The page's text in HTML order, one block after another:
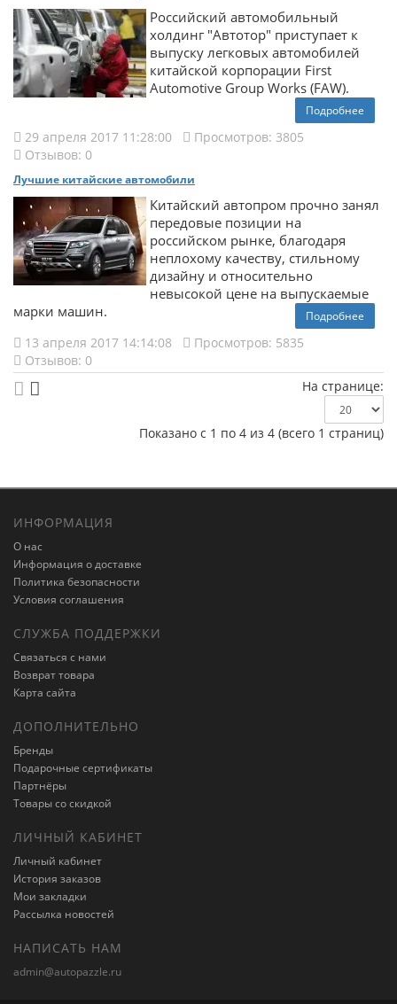
Российский автомобильный
холдинг "Автотор" приступает к
выпуску легковых автомобилей
китайской корпорации First
Automotive Group Works (FAW).
Подробнее
29 апреля 2017 11:28:00
Просмотров: 3805
Отзывов: 0
Лучшие китайские автомобили
Китайский автопром прочно занял
передовые позиции на
российском рынке, благодаря
неплохому качеству, стильному
дизайну и относительно
невысокой цене на выпускаемые
марки машин.
Подробнее
13 апреля 2017 14:14:08
Просмотров: 5835
Отзывов: 0
На странице:
Показано с 1 по 4 из 4 (всего 1 страниц)
ИНФОРМАЦИЯ
О нас
Информация о доставке
Политика безопасности
Условия соглашения
СЛУЖБА ПОДДЕРЖКИ
Связаться с нами
Возврат товара
Карта сайта
ДОПОЛНИТЕЛЬНО
Бренды
Подарочные сертификаты
Партнёры
Товары со скидкой
ЛИЧНЫЙ КАБИНЕТ
Личный кабинет
История заказов
Мои закладки
Рассылка новостей
НАПИСАТЬ НАМ
admin@autopazzle.ru